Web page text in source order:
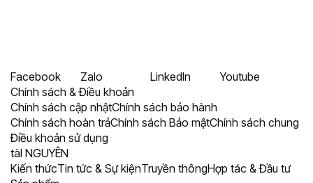
Facebook Zalo LinkedIn
Youtube
Chính sách & Điều khoản
Chính sách cập nhậtChính sách bảo hành
Chính sách hoàn trảChính sách Bảo mậtChính sách chung
Điều khoản sử dụng
tàI NGUYÊN
Kiến thứcTin tức & Sự kiệnTruyền thôngHợp tác & Đầu tư